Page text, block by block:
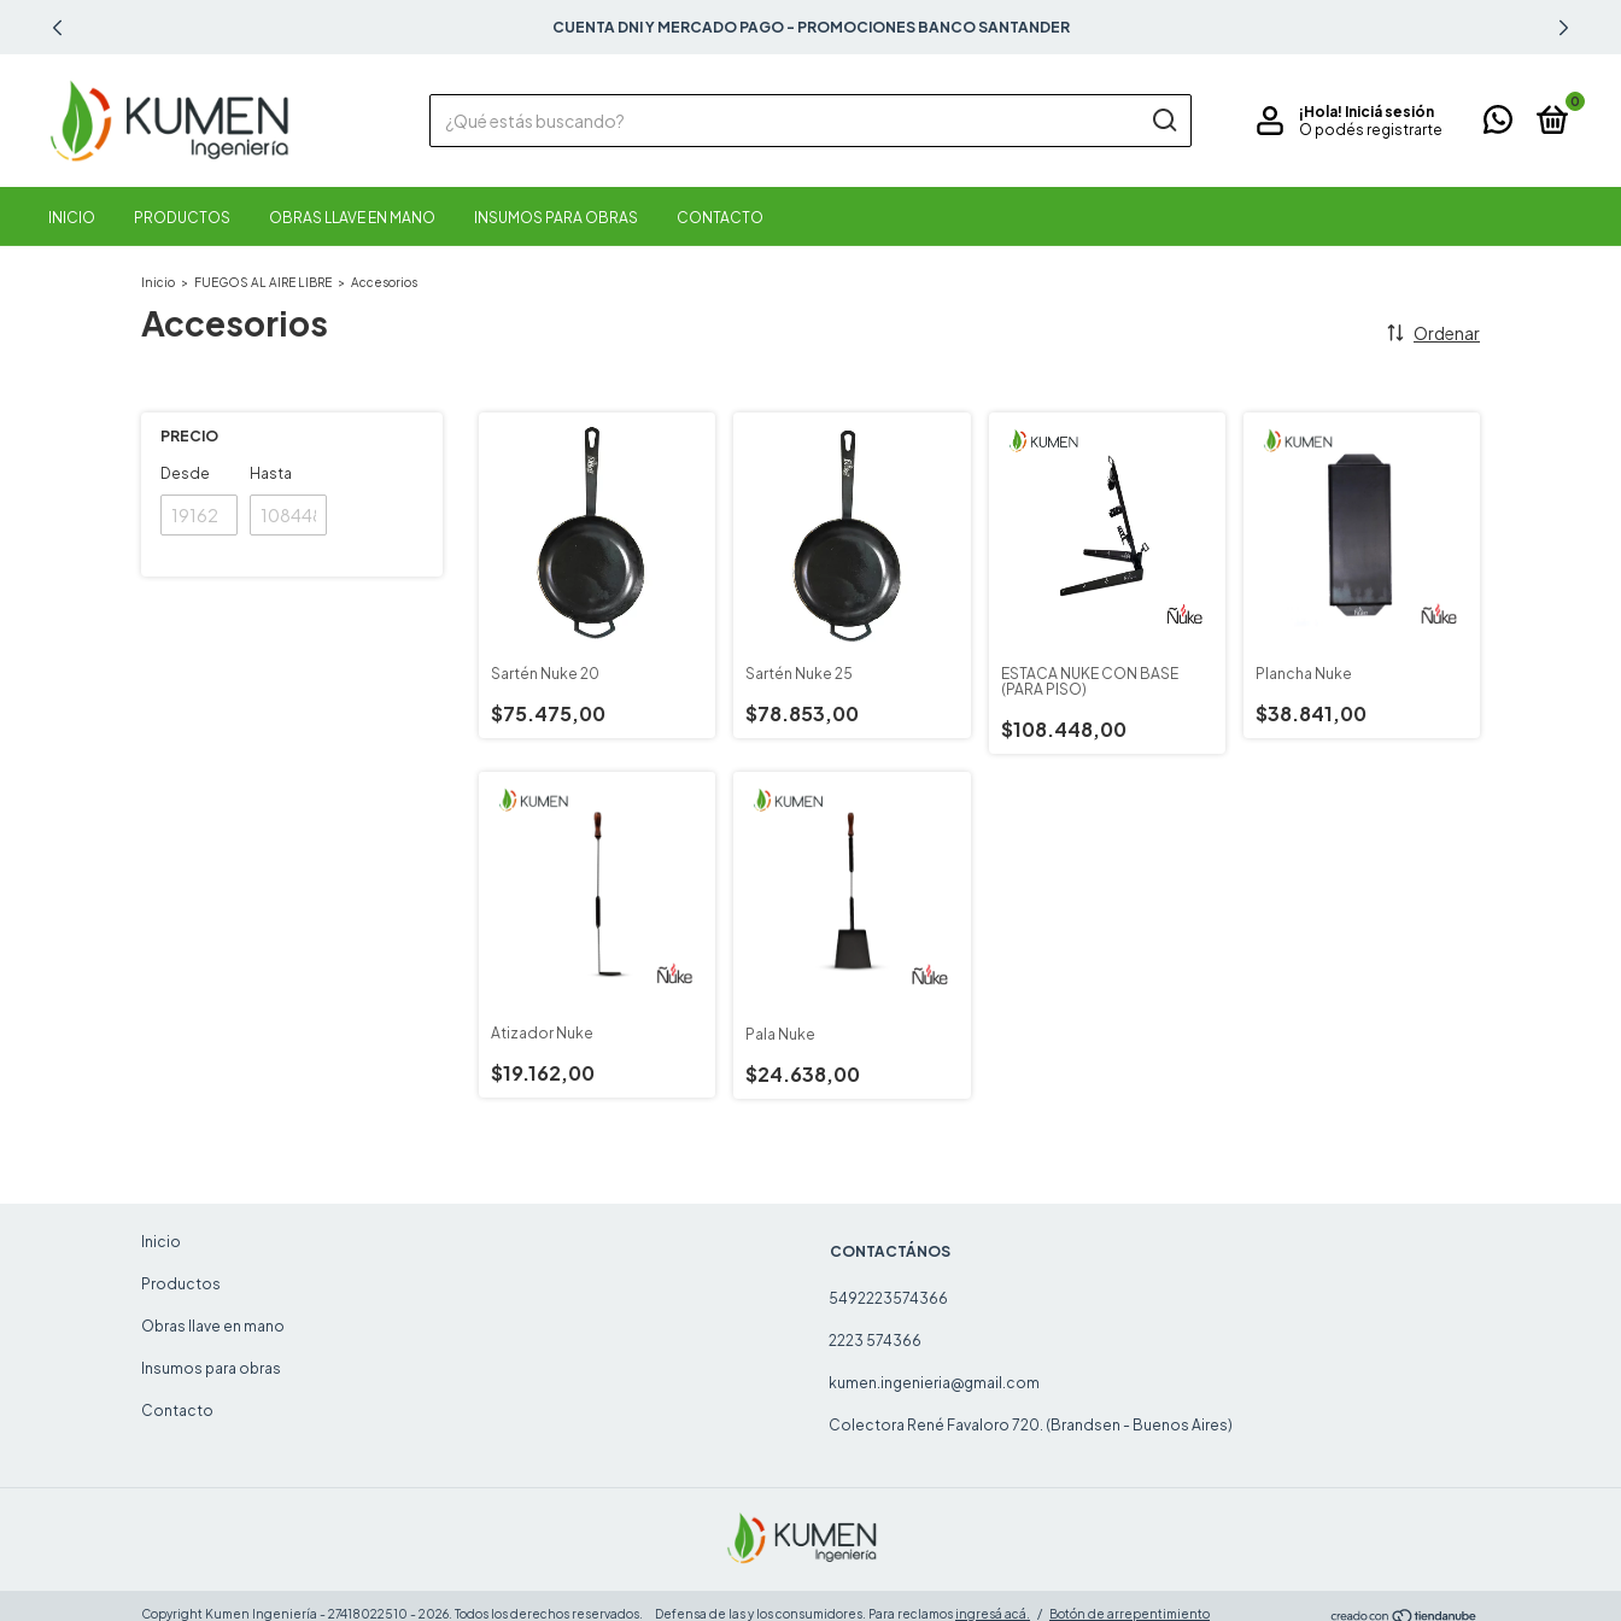
CUENTA DNI Y MERCADO PAGO - PROMOCIONES BANCO SANTANDER
¡Hola! Iniciá sesión
O podés registrarte
0
INICIO PRODUCTOS OBRAS LLAVE EN MANO INSUMOS PARA OBRAS CONTACTO
Inicio > FUEGOS AL AIRE LIBRE > Accesorios
Accesorios Ordenar
PRECIO
Desde Hasta
Sartén Ñuke 20
$75.475,00
Sartén Ñuke 25
$78.853,00
ESTACA ÑUKE CON BASE
(PARA PISO)
$108.448,00
Plancha Ñuke
$38.841,00
Atizador Ñuke
$19.162,00
Pala Ñuke
$24.638,00
Inicio
Productos
Obras llave en mano
Insumos para obras
Contacto
CONTACTÁNOS
5492223574366
2223 574366
kumen.ingenieria@gmail.com
Colectora René Favaloro 720. (Brandsen - Buenos Aires)
Copyright Kumen Ingeniería - 27418022510 - 2026. Todos los derechos reservados. Defensa de las y los consumidores. Para reclamos ingresá acá. / Botón de arrepentimiento